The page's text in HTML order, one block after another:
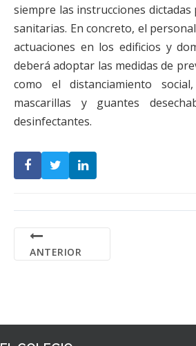
siempre las instrucciones
sanitarias. En concreto, el
actuaciones en los edificios y
deberá adoptar las medidas de
como el distanciamiento
mascarillas y guantes
desinfectantes.
ANTERIOR